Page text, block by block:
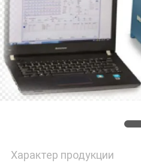
СПРОСИТЕ
ЦИТАТУ
КАРТА
САЙТА
POLICY
Характер продукции